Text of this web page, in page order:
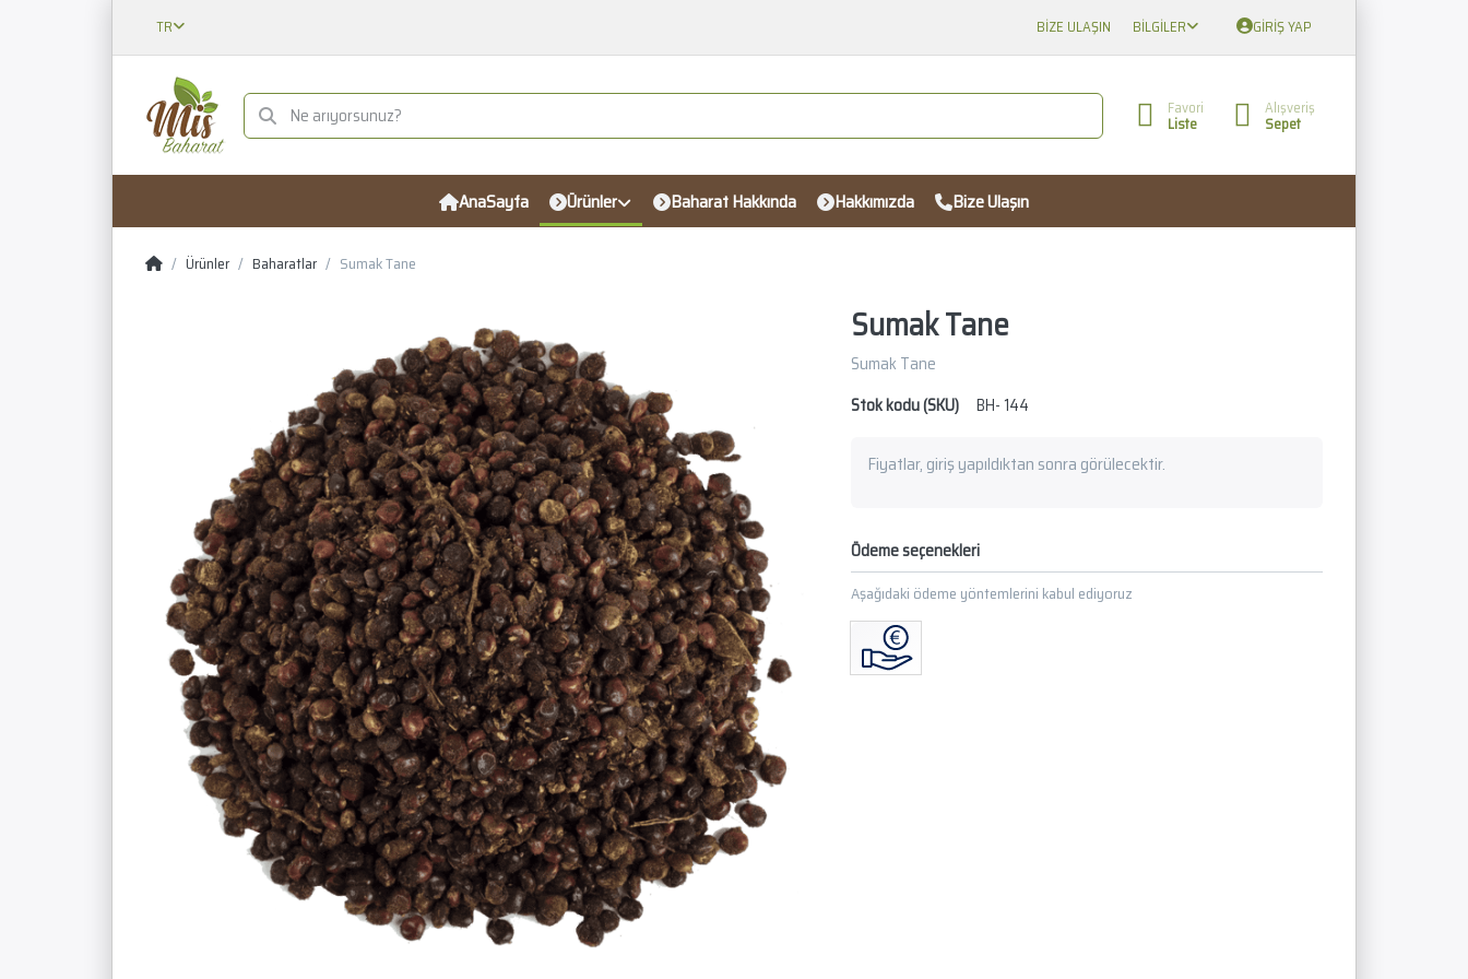
TR BIZE ULAŞIN BILGILER GIRIŞ YAP
Favori
Liste
Alışveriş
Sepet
AnaSayfa Ürünler Baharat Hakkında Hakkımızda Bize Ulaşın
Ürünler Baharatlar Sumak Tane
Sumak Tane
Sumak Tane
Stok kodu (SKU)
BH- 144
Fiyatlar, giriş yapıldıktan sonra görülecektir.
Ödeme seçenekleri
Aşağıdaki ödeme yöntemlerini kabul ediyoruz